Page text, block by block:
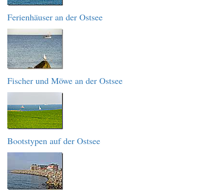
Ferienhäuser an der Ostsee
Fischer und Möwe an der Ostsee
Bootstypen auf der Ostsee